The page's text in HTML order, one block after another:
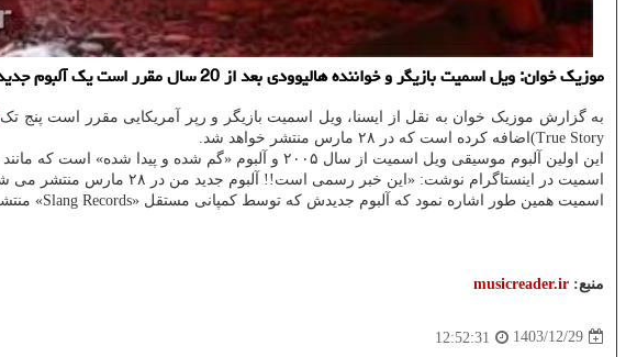
موزیک خوان: ویل اسمیت بازیگر و خواننده هالیوودی بعد از 20 سال مقرر است یک آلبوم جدید موسیقی منتشر کند.
به گزارش موزیک خوان به نقل از ایسنا، ویل اسمیت بازیگر و رپر آمریکایی مقرر است پنج تک
True Story)اضافه کرده است که در ۲۸ مارس منتشر خواهد شد.
این اولین آلبوم موسیقی ویل اسمیت از سال ۲۰۰۵ و آلبوم «گم شده و پیدا شده» است که مانند سه آلبوم دیگر از چهار آلبوم انفرادی او به ۱۰ اثر برتر جدول های موسیقی راه پیدا کرد.
اسمیت در اینستاگرام نوشت: «این خبر رسمی است!! آلبوم جدید من در ۲۸ مارس منتشر می شود. فقط دو هفته دیگر!! مدتی است که روی این پروژه کار می کنم و بی صبرانه منتظرم تا آنرا به دست شما برسانم.»
اسمیت همین طور اشاره نمود که آلبوم جدیدش که توسط کمپانی مستقل «Slang Records» منتشر می شود، اولین قسمت از یک آلبوم سه گانه است.
منبع: musicreader.ir
1403/12/29
12:52:31